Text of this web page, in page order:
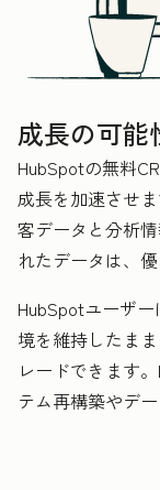
成長の可能
HubSpotの無料
成長を加速させ
客データと分析
れたデータは、
HubSpotユーザ
境を維持したま
レードできます
テム再構築やデ